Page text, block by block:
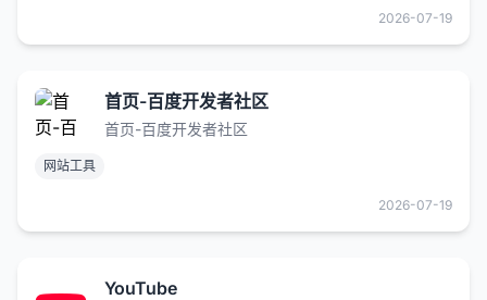
2026-07-19
首页-百度开发者社区
首页-百度开发者社区
网站工具
2026-07-19
YouTube